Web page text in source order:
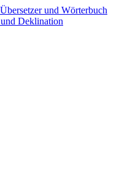
und Deklination